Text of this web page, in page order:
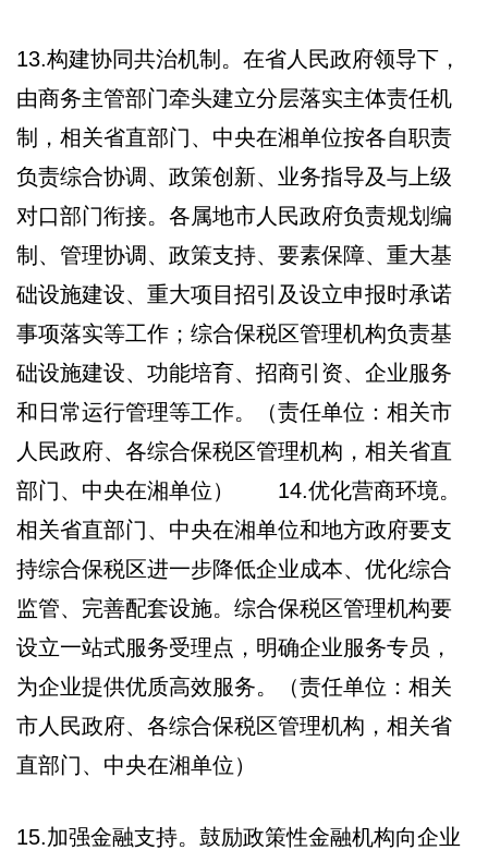
13.构建协同共治机制。在省人民政府领导下，
由商务主管部门牵头建立分层落实主体责任机
制，相关省直部门、中央在湘单位按各自职责
负责综合协调、政策创新、业务指导及与上级
对口部门衔接。各属地市人民政府负责规划编
制、管理协调、政策支持、要素保障、重大基
础设施建设、重大项目招引及设立申报时承诺
事项落实等工作；综合保税区管理机构负责基
础设施建设、功能培育、招商引资、企业服务
和日常运行管理等工作。（责任单位：相关市
人民政府、各综合保税区管理机构，相关省直
部门、中央在湘单位） 14.优化营商环境。
相关省直部门、中央在湘单位和地方政府要支
持综合保税区进一步降低企业成本、优化综合
监管、完善配套设施。综合保税区管理机构要
设立一站式服务受理点，明确企业服务专员，
为企业提供优质高效服务。（责任单位：相关
市人民政府、各综合保税区管理机构，相关省
直部门、中央在湘单位）
15.加强金融支持。鼓励政策性金融机构向企业